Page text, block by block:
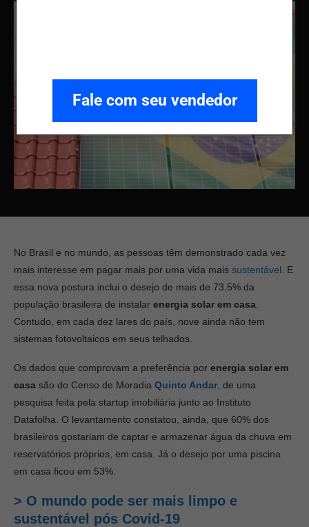
Fale com seu vendedor
No Brasil e no mundo, as pessoas têm demonstrado cada vez
mais interesse em pagar mais por uma vida mais sustentável . E
essa nova postura inclui o desejo de mais de 73,5% da
população brasileira de instalar energia solar em casa
Contudo, em cada dez lares do país, nove ainda não tem
sistemas fotovoltaicos em seus telhados.
Os dados que comprovam a preferência por energia solar em
casa são do Censo de Moradia Quinto Andar , de uma
pesquisa feita pela startup imobiliária junto ao Instituto
Datafolha. O levantamento constatou, ainda, que 60% dos
brasileiros gostariam de captar e armazenar água da chuva em
reservatórios próprios, em casa. Já o desejo por uma piscina
em casa ficou em 53%.
> O mundo pode ser mais limpo e
sustentável pós Covid-19